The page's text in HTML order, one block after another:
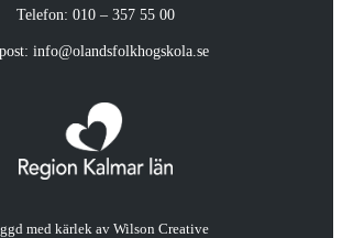
Telefon: 010 – 357 55 00
info@olandsfolkhogskola.se
med kärlek av Wilson Creative